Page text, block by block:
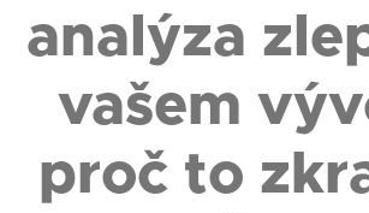
analýza
vašem
proč to